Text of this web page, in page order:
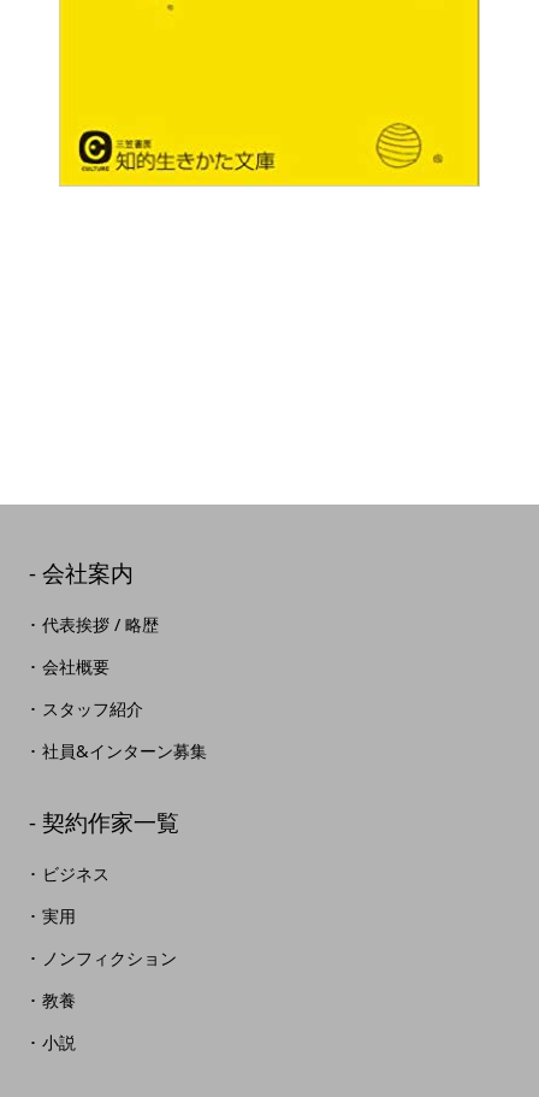
会社案内
代表挨拶 / 略歴
会社概要
スタッフ紹介
社員&インターン募集
契約作家一覧
ビジネス
実用
ノンフィクション
教養
小説